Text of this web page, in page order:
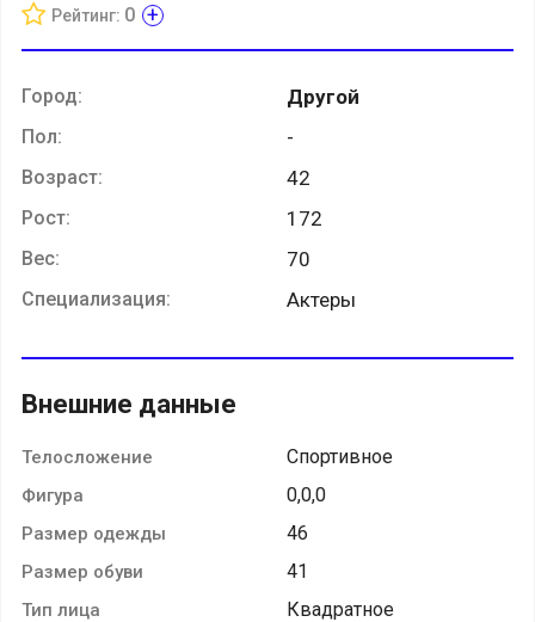
Рейтинг: 0 +
Город: Другой
Пол: -
Возраст: 42
Рост: 172
Вес: 70
Специализация: Актеры
Внешние данные
Телосложение Спортивное
Фигура 0,0,0
Размер одежды 46
Размер обуви 41
Тип лица Квадратное